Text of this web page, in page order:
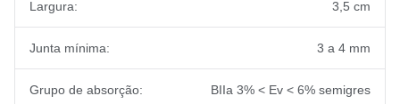
Largura: 3,5 cm
Junta mínima: 3 a 4 mm
Grupo de absorção: BIIa 3% < Ev < 6% semigres